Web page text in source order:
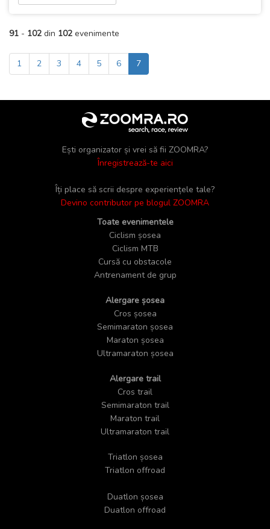
91 - 102 din 102 evenimente
1 2 3 4 5 6 7
Ești organizator și vrei să fii ZOOMRA?
Înregistrează-te aici
Îți place să scrii despre experiențele tale?
Devino contributor pe blogul ZOOMRA
Toate evenimentele
Ciclism șosea
Ciclism MTB
Cursă cu obstacole
Antrenament de grup
Alergare șosea
Cros șosea
Semimaraton șosea
Maraton șosea
Ultramaraton șosea
Alergare trail
Cros trail
Semimaraton trail
Maraton trail
Ultramaraton trail
Triatlon șosea
Triatlon offroad
Duatlon șosea
Duatlon offroad